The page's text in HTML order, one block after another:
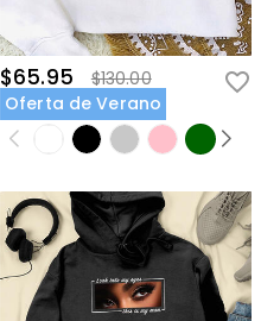
$65.95
$130.00
Oferta de Verano